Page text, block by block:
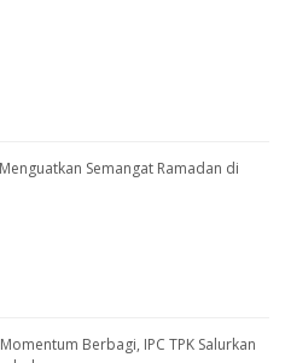
Semangat Ramadan di
Berbagi, IPC TPK Salurkan